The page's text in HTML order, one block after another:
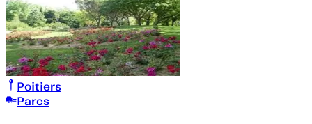
Poitiers
Parcs